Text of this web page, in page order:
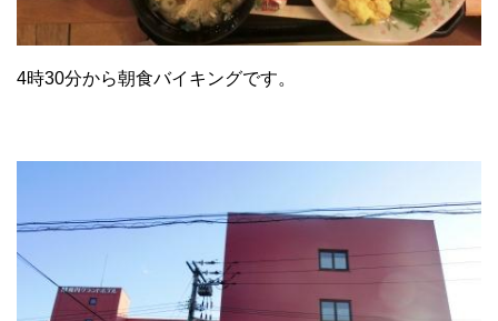
4時30分から朝食バイキングです。